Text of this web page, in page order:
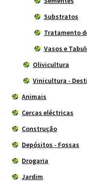
Substratos
Tratamento
Vasos e
Olivicultura
Vinicultura -
Animais
Cercas eléctricas
Construção
Depósitos - Fossas
Drogaria
Jardim